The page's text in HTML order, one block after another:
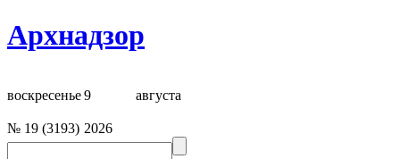
Архнадзор
воскресенье9 августа
№ 19 (3193) 2026